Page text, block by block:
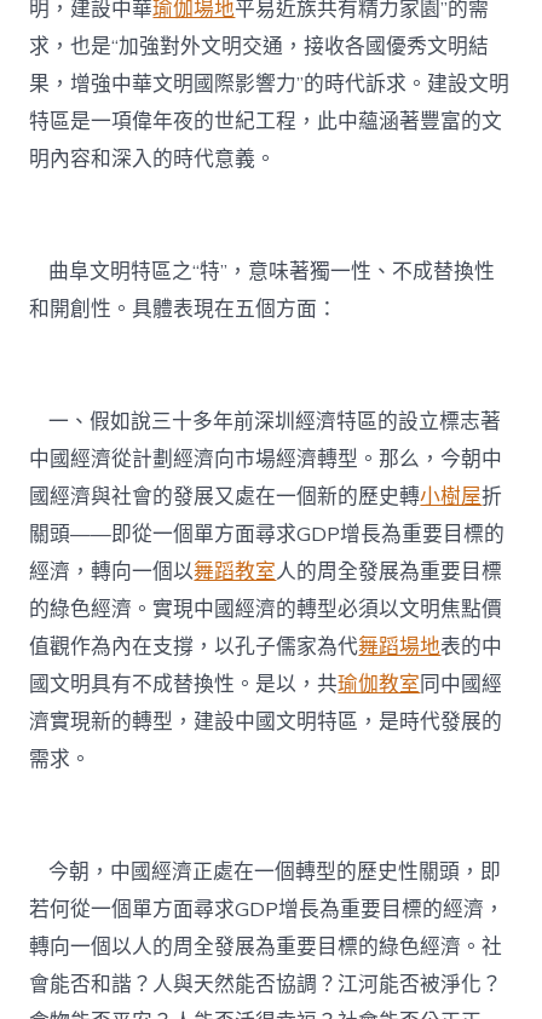
明，建設中華瑜伽場地平易近族共有精力家園”的需
求，也是“加強對外文明交通，接收各國優秀文明結
果，增強中華文明國際影響力”的時代訴求。建設文明
特區是一項偉年夜的世紀工程，此中蘊涵著豐富的文
明內容和深入的時代意義。
曲阜文明特區之“特”，意味著獨一性、不成替換性
和開創性。具體表現在五個方面：
一、假如說三十多年前深圳經濟特區的設立標志著
中國經濟從計劃經濟向市場經濟轉型。那么，今朝中
國經濟與社會的發展又處在一個新的歷史轉小樹屋折
關頭——即從一個單方面尋求GDP增長為重要目標的
經濟，轉向一個以舞蹈教室人的周全發展為重要目標
的綠色經濟。實現中國經濟的轉型必須以文明焦點價
值觀作為內在支撐，以孔子儒家為代舞蹈場地表的中
國文明具有不成替換性。是以，共瑜伽教室同中國經
濟實現新的轉型，建設中國文明特區，是時代發展的
需求。
今朝，中國經濟正處在一個轉型的歷史性關頭，即
若何從一個單方面尋求GDP增長為重要目標的經濟，
轉向一個以人的周全發展為重要目標的綠色經濟。社
會能否和諧？人與天然能否協調？江河能否被淨化？